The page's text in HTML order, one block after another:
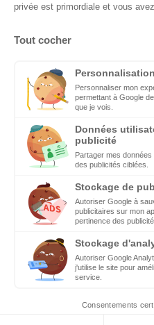
Quels sont les décideurs qui
Copyright © 2026 - Tous
Qui sommes-nous ?
Contact
Legal notices